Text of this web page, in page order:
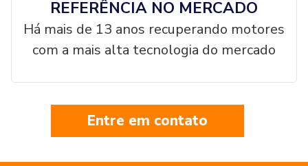
REFERÊNCIA NO MERCADO
Há mais de 13 anos recuperando motores
com a mais alta tecnologia do mercado
Entre em contato